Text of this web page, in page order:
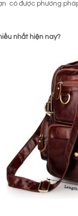
có được phương
nhất hiện nay?